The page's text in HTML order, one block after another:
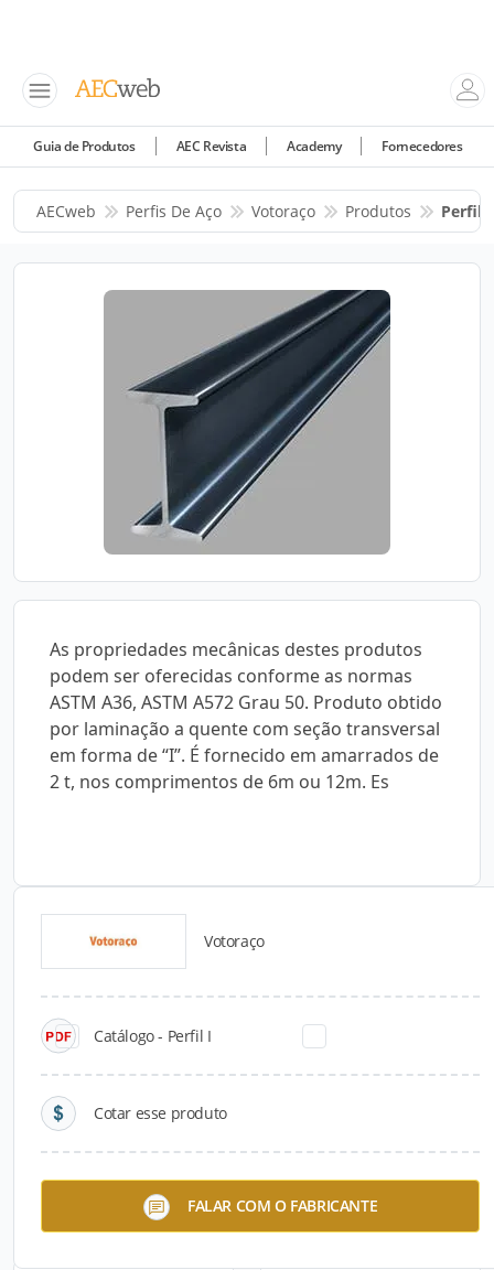
Guia de Produtos AEC Revista Academy Fornecedores
AECweb Perfis De Aço Votoraço Produtos Perfil I
As propriedades mecânicas destes produtos
podem ser oferecidas conforme as normas
ASTM A36, ASTM A572 Grau 50. Produto obtido
por laminação a quente com seção transversal
em forma de “I”. É fornecido em amarrados de
2 t, nos comprimentos de 6m ou 12m. Es
Votoraço
Catálogo - Perfil I
Cotar esse produto
FALAR COM O FABRICANTE
Catálogos para Download
Armaduras Treliçadas